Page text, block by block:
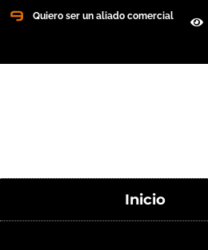
Quiero ser un aliado comercial
Inicio